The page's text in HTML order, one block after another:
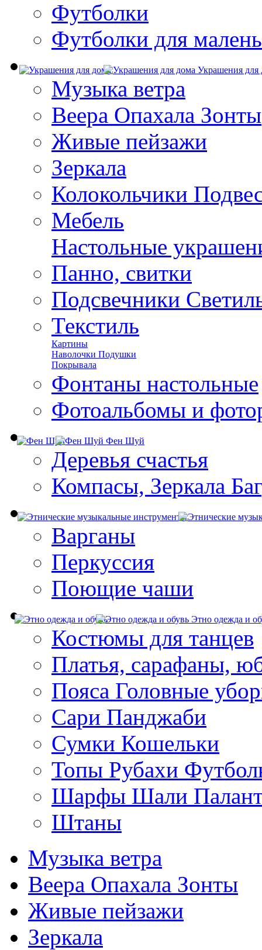
Футболки
Футболки для
Украшения для
Музыка ветра
Веера Опахала Зонты
Живые пейзажи
Зеркала
Колокольчики
Мебель
Настольные
Панно, свитки
Подсвечники
Текстиль
Картины
Наволочки Подушки
Покрывала
Фонтаны настольные
Фотоальбомы и
Фен Шуй
Деревья счастья
Компасы, Зеркала
Варганы
Перкуссия
Поющие чаши
Этно одежда и
Костюмы для танцев
Платья, сарафаны,
Пояса Головные
Сари Панджаби
Сумки Кошельки
Топы Рубахи
Шарфы Шали
Штаны
Музыка ветра
Веера Опахала Зонты
Живые пейзажи
Зеркала